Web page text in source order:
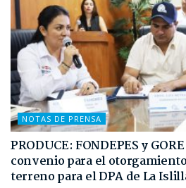
NOTAS DE PRENSA
PRODUCE: FONDEPES y
convenio para el
terreno para el DPA de La